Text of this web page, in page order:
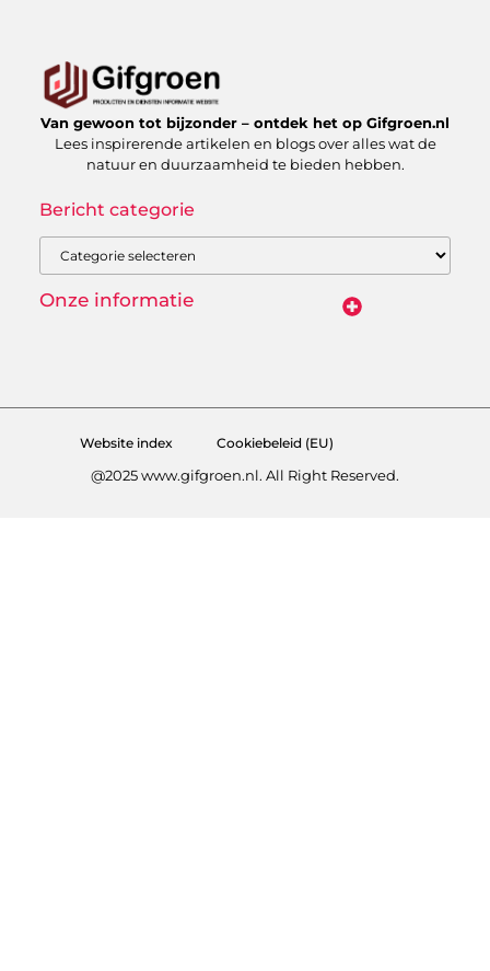
Van gewoon tot bijzonder – ontdek het op Gifgroen.nl
Lees inspirerende artikelen en blogs over alles wat de
natuur en duurzaamheid te bieden hebben.
Bericht categorie
Onze informatie
Website index Cookiebeleid (EU)
@2025 www.gifgroen.nl. All Right Reserved.